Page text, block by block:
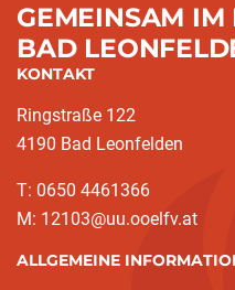
GEMEINSAM IM
BAD
KONTAKT
Ringstraße 122
4190 Bad Leonfelden
T: 0650 4461366
M: 12103@uu.ooelfv.at
ALLGEMEINE